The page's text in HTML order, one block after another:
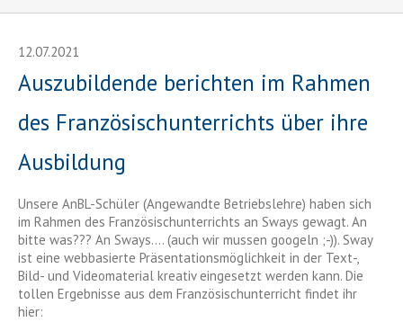
12.07.2021
Auszubildende berichten im Rahmen
des Französischunterrichts über ihre
Ausbildung
Unsere AnBL-Schüler (Angewandte Betriebslehre) haben sich
im Rahmen des Französischunterrichts an Sways gewagt. An
bitte was??? An Sways…. (auch wir mussen googeln ;-)). Sway
ist eine webbasierte Präsentationsmöglichkeit in der Text-,
Bild- und Videomaterial kreativ eingesetzt werden kann. Die
tollen Ergebnisse aus dem Französischunterricht findet ihr
hier: